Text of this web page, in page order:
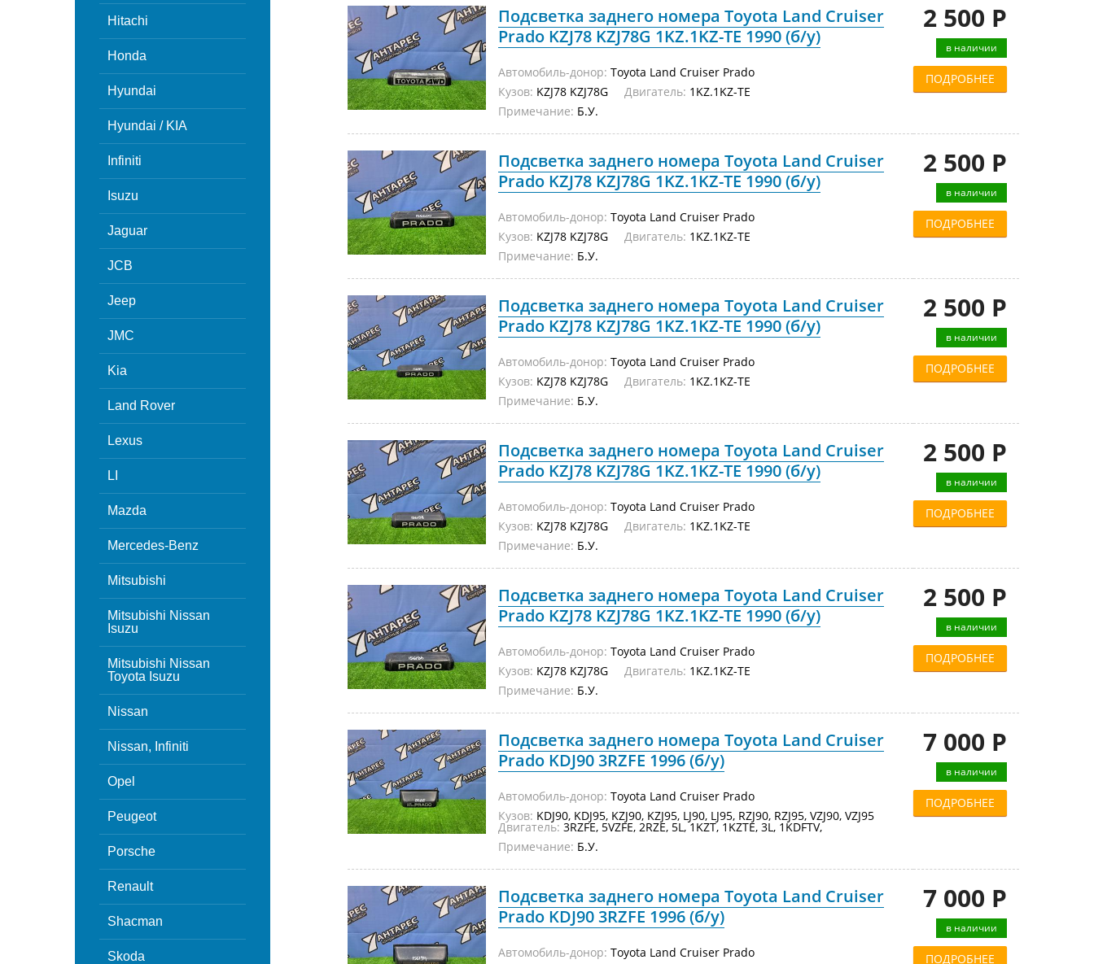
Hitachi
Honda
Hyundai
Hyundai / KIA
Infiniti
Isuzu
Jaguar
JCB
Jeep
JMC
Kia
Land Rover
Lexus
LI
Mazda
Mercedes-Benz
Mitsubishi
Mitsubishi Nissan
Isuzu
Mitsubishi Nissan
Toyota Isuzu
Nissan
Nissan, Infiniti
Opel
Peugeot
Porsche
Renault
Shacman
Skoda
Подсветка заднего номера Toyota Land Cruiser
Prado KZJ78 KZJ78G 1KZ.1KZ-TE 1990 (б/у)
Автомобиль-донор: Toyota Land Cruiser Prado
Кузов: KZJ78 KZJ78G Двигатель: 1KZ.1KZ-TE
Примечание: Б.У.
2 500 Р
в наличии
ПОДРОБНЕЕ
Подсветка заднего номера Toyota Land Cruiser
Prado KZJ78 KZJ78G 1KZ.1KZ-TE 1990 (б/у)
Автомобиль-донор: Toyota Land Cruiser Prado
Кузов: KZJ78 KZJ78G Двигатель: 1KZ.1KZ-TE
Примечание: Б.У.
2 500 Р
в наличии
ПОДРОБНЕЕ
Подсветка заднего номера Toyota Land Cruiser
Prado KZJ78 KZJ78G 1KZ.1KZ-TE 1990 (б/у)
Автомобиль-донор: Toyota Land Cruiser Prado
Кузов: KZJ78 KZJ78G Двигатель: 1KZ.1KZ-TE
Примечание: Б.У.
2 500 Р
в наличии
ПОДРОБНЕЕ
Подсветка заднего номера Toyota Land Cruiser
Prado KZJ78 KZJ78G 1KZ.1KZ-TE 1990 (б/у)
Автомобиль-донор: Toyota Land Cruiser Prado
Кузов: KZJ78 KZJ78G Двигатель: 1KZ.1KZ-TE
Примечание: Б.У.
2 500 Р
в наличии
ПОДРОБНЕЕ
Подсветка заднего номера Toyota Land Cruiser
Prado KZJ78 KZJ78G 1KZ.1KZ-TE 1990 (б/у)
Автомобиль-донор: Toyota Land Cruiser Prado
Кузов: KZJ78 KZJ78G Двигатель: 1KZ.1KZ-TE
Примечание: Б.У.
2 500 Р
в наличии
ПОДРОБНЕЕ
Подсветка заднего номера Toyota Land Cruiser
Prado KDJ90 3RZFE 1996 (б/у)
Автомобиль-донор: Toyota Land Cruiser Prado
Кузов: KDJ90, KDJ95, KZJ90, KZJ95, LJ90, LJ95, RZJ90, RZJ95, VZJ90, VZJ95
Двигатель: 3RZFE, 5VZFE, 2RZE, 5L, 1KZT, 1KZTE, 3L, 1KDFTV,
Примечание: Б.У.
7 000 Р
в наличии
ПОДРОБНЕЕ
Подсветка заднего номера Toyota Land Cruiser
Prado KDJ90 3RZFE 1996 (б/у)
Автомобиль-донор: Toyota Land Cruiser Prado
7 000 Р
в наличии
ПОДРОБНЕЕ